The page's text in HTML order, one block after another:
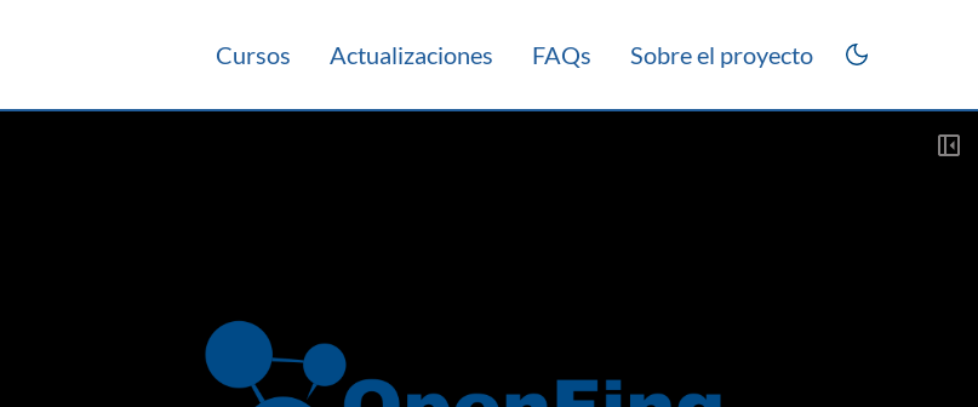
Cursos Actualizaciones FAQs Sobre el proyecto